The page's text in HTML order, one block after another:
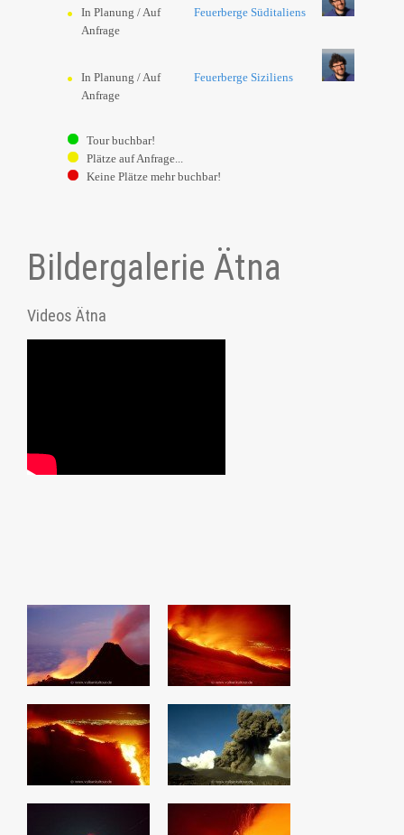
In Planung / Auf
Anfrage
Feuerberge Süditaliens
In Planung / Auf
Anfrage
Feuerberge Siziliens
Tour buchbar!
Plätze auf Anfrage...
Keine Plätze mehr buchbar!
Bildergalerie Ätna
Videos Ätna